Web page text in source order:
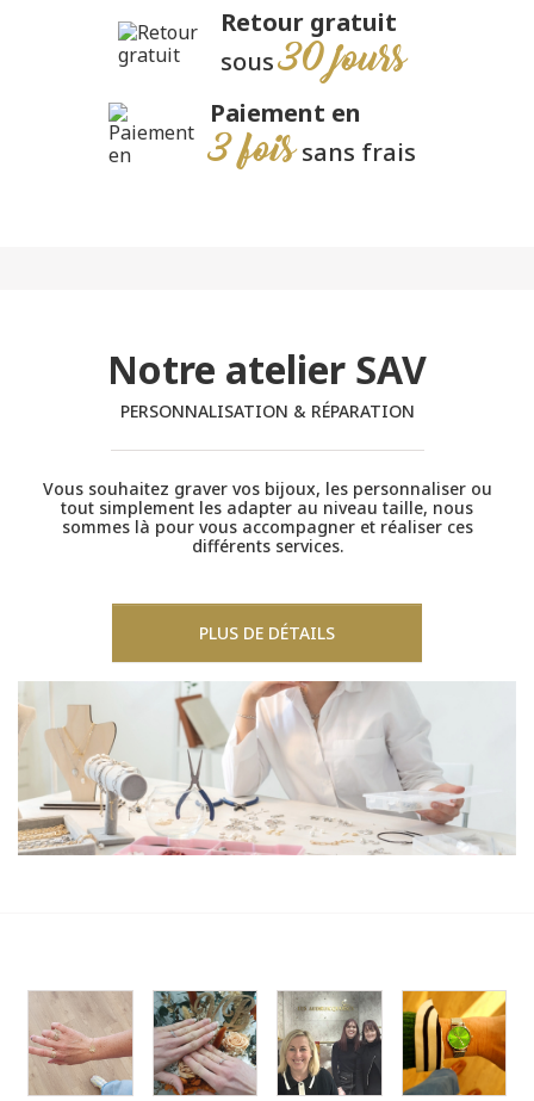
Retour gratuit
sous30 jours
Paiement en
3 foissans frais
Notre atelier SAV
PERSONNALISATION & RÉPARATION
Vous souhaitez graver vos bijoux, les personnaliser ou
tout simplement les adapter au niveau taille, nous
sommes là pour vous accompagner et réaliser ces
différents services.
PLUS DE DÉTAILS